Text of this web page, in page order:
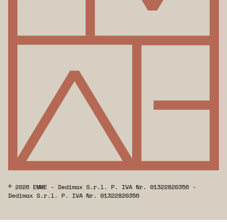
© 2026 EMME - Dedimax S.r.l. P. IVA Nr. 01322820356 -
Dedimax S.r.l. P. IVA Nr. 01322820356